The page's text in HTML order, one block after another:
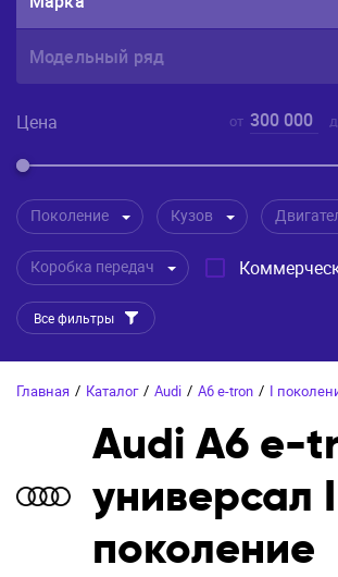
Модельный ряд
Цена от 300 000
Поколение Кузов
Коробка передач
Все фильтры
Главная / Каталог / Audi / A6 e-tron / I
Audi A6 e-
универсал I
поколение